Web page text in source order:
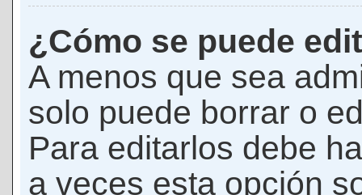
¿Cómo se puede
A menos que sea
solo puede borrar o
Para editarlos debe
a veces esta opción